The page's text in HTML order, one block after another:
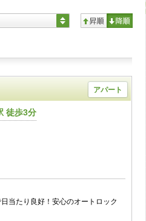
アパート
徒歩3分
日当たり良好！安心のオートロック